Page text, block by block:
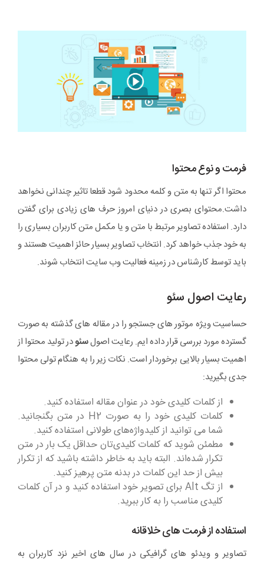
فرمت و نوع محتوا
محتوا اگر تنها به متن و کلمه محدود شود قطعا تاثیر چندانی نخواهد
داشت.محتوای بصری در دنیای امروز حرف های زیادی برای گفتن
دارد. استفاده تصاویر مرتبط با متن و یا مکمل متن کاربران بسیاری را
به خود جذب خواهد کرد. انتخاب تصاویر بسیار حائز اهمیت هستند و
باید توسط کارشناس در زمینه فعالیت وب سایت انتخاب شوند.
رعایت اصول سئو
حساسیت ویژه موتور های جستجو را در مقاله های گذشته به صورت
گسترده مورد بررسی قرار داده ایم. رعایت اصولسئودر تولید محتوا از
اهمیت بسیار بالایی برخوردار است. نکات زیر را به هنگام تولی محتوا
جدی بگیرید:
از کلمات کلیدی خود در عنوان مقاله استفاده کنید.
کلمات کلیدی خود را به صورت H2 در متن بگنجانید.
شما می توانید از کلیدواژه‌های طولانی استفاده کنید.
مطمئن شوید که کلمات کلیدی‌تان حداقل یک بار در متن
تکرار شده‌اند. البته باید به خاطر داشته باشید که از تکرار
بیش از حد این کلمات در بدنه متن پرهیز کنید.
از تگ Alt برای تصویر خود استفاده کنید و در آن کلمات
کلیدی مناسب را به کار ببرید.
استفاده از فرمت های خلاقانه
تصاویر و ویدئو های گرافیکی در سال های اخیر نزد کاربران به